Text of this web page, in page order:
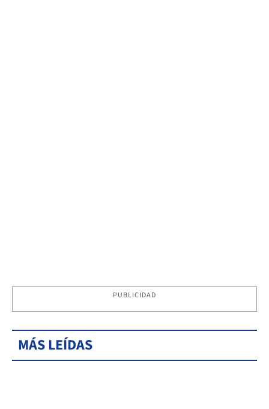
PUBLICIDAD
MÁS LEÍDAS